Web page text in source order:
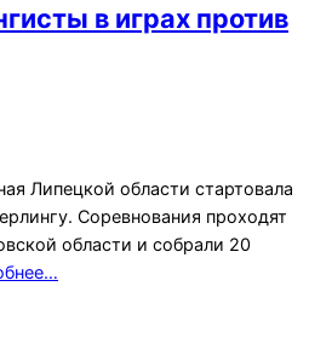
в играх против
Липецкой области стартовала
Соревнования проходят
области и собрали 20